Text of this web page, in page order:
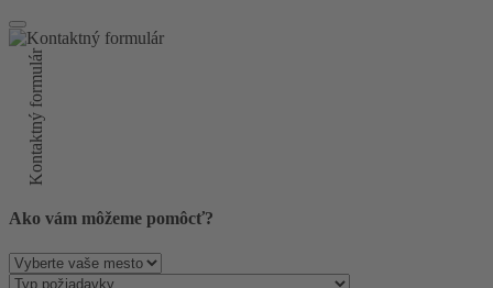
Kontaktný formulár
Ako vám môžeme pomôcť?